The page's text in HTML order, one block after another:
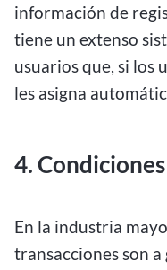
información de
tiene un extenso
usuarios que, si los
les asigna
4.
En la industria
transacciones son